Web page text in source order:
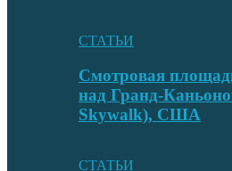
СТАТЬИ
Смотровая
над Гранд-
Skywalk), США
СТАТЬИ